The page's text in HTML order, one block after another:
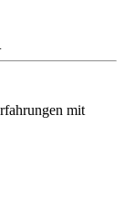
mit